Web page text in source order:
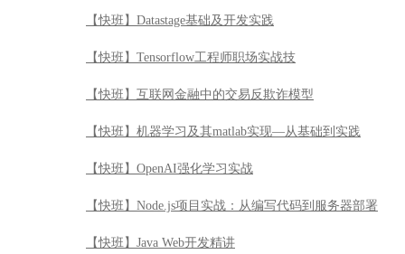
【快班】Datastage基础及开发实践
【快班】Tensorflow工程师职场实战技
【快班】互联网金融中的交易反欺诈模型
【快班】机器学习及其matlab实现—从基础到实践
【快班】OpenAI强化学习实战
【快班】Node.js项目实战：从编写代码到服务器部署
【快班】Java Web开发精讲